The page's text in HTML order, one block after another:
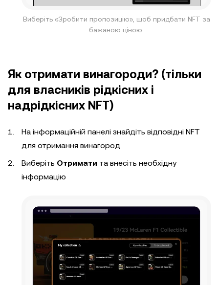
Виберіть «Зробити пропозицію», щоб придбати NFT за
бажаною ціною.
Як отримати винагороди? (тільки
для власників рідкісних і
надрідкісних NFT)
На інформаційній панелі знайдіть відповідні NFT
для отримання винагород
Виберіть Отримати та внесіть необхідну
інформацію